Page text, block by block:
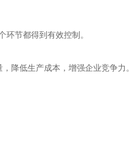
节都得到有效控制。
降低生产成本，增强企业竞争力。